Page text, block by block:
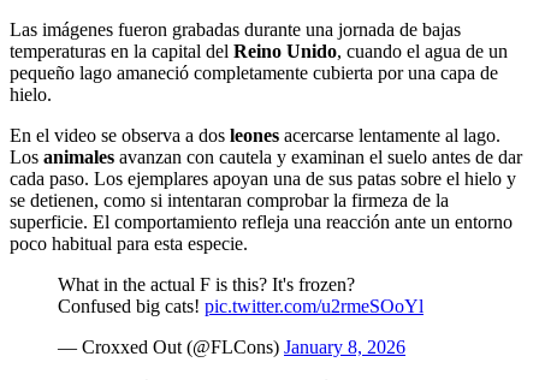
Las imágenes fueron grabadas durante una jornada de bajas
temperaturas en la capital del Reino Unido, cuando el agua de un
pequeño lago amaneció completamente cubierta por una capa de
hielo.
En el video se observa a dos leones acercarse lentamente al lago.
Los animales avanzan con cautela y examinan el suelo antes de dar
cada paso. Los ejemplares apoyan una de sus patas sobre el hielo y
se detienen, como si intentaran comprobar la firmeza de la
superficie. El comportamiento refleja una reacción ante un entorno
poco habitual para esta especie.
What in the actual F is this? It's frozen?
Confused big cats! pic.twitter.com/u2rmeSOoYl
— Croxxed Out (@FLCons) January 8, 2026